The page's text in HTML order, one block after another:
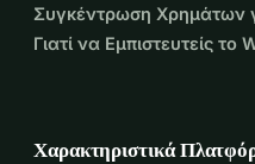
Συγκέντρωση Χρημάτων
Γιατί να Εμπιστευτείς το
Χαρακτηριστικά